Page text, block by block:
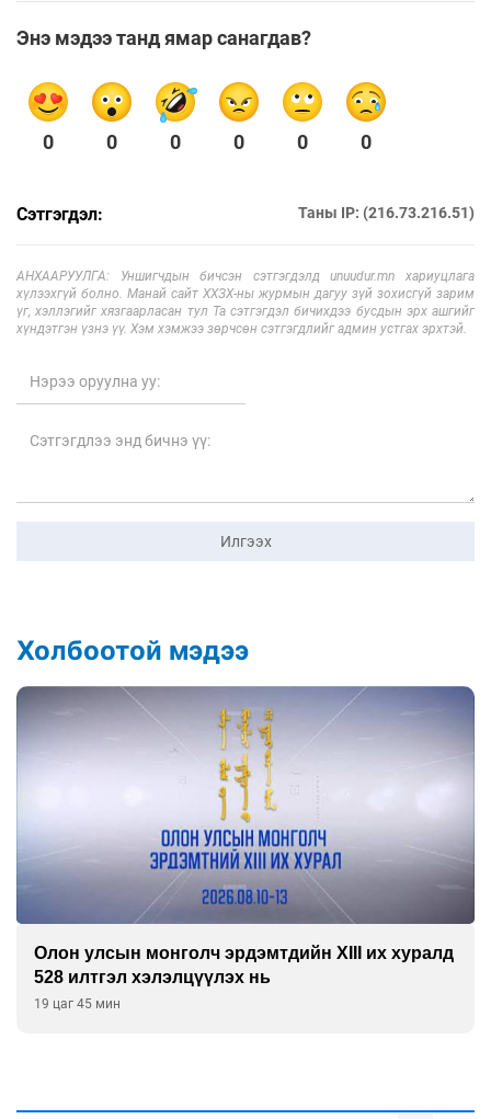
Энэ мэдээ танд ямар санагдав?
0 0 0 0 0 0
Сэтгэгдэл: Таны IP: (216.73.216.51)
АНХААРУУЛГА: Уншигчдын бичсэн сэтгэгдэлд unuudur.mn хариуцлага
хүлээхгүй болно. Манай сайт ХХЗХ-ны журмын дагуу зүй зохисгүй зарим
үг, хэллэгийг хязгаарласан тул Та сэтгэгдэл бичихдээ бусдын эрх ашгийг
хүндэтгэн үзнэ үү. Хэм хэмжээ зөрчсөн сэтгэгдлийг админ устгах эрхтэй.
Илгээх
Холбоотой мэдээ
Олон улсын монголч эрдэмтдийн XIII их хуралд
528 илтгэл хэлэлцүүлэх нь
19 цаг 45 мин